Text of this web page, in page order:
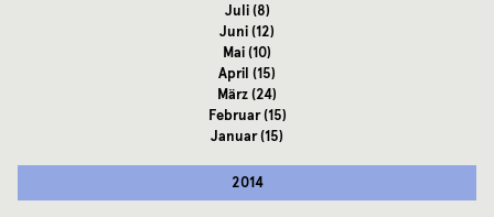
Juli(8)
Juni(12)
Mai(10)
April (15)
März(24)
Februar(15)
Januar(15)
2014